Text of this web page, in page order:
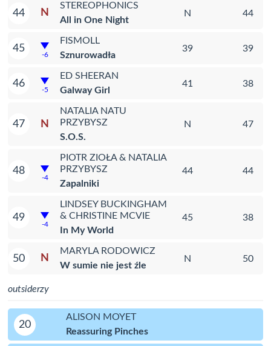
44 N
STEREOPHONICS
All in One Night
N 44
45
-6
FISMOLL
Sznurowadła
39 39
46
-5
ED SHEERAN
Galway Girl
41 38
47 N
NATALIA NATU
PRZYBYSZ
S.O.S.
N 47
48
-4
PIOTR ZIOŁA & NATALIA
PRZYBYSZ
Zapalniki
44 44
49
-4
LINDSEY BUCKINGHAM
& CHRISTINE MCVIE
In My World
45 38
50 N
MARYLA RODOWICZ
W sumie nie jest źle
N 50
outsiderzy
20
ALISON MOYET
Reassuring Pinches